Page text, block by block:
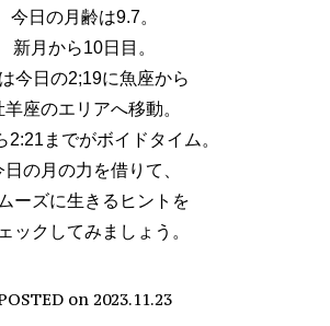
今日の月齢は9.7。
新月から10日目。
今日の2;19に魚座から
羊座のエリアへ移動。
2:21までがボイドタイム。
日の月の力を借りて、
ーズに生きるヒントを
ックしてみましょう。
on 2023.11.23